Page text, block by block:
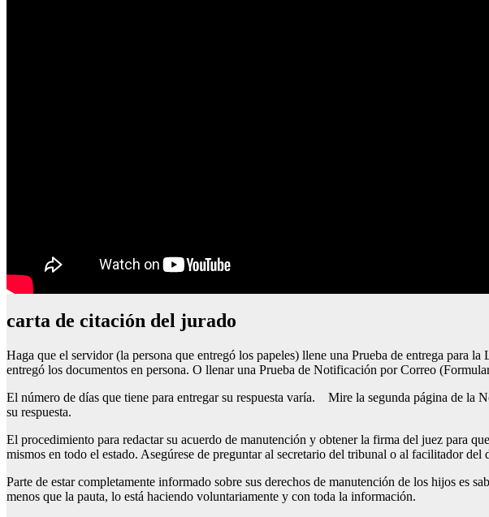
carta de citación del jurado
Haga que el servidor (la persona que entregó los papeles) llene una Prueba de entrega
entregó los documentos en persona. O llenar una Prueba de Notificación por Correo
El número de días que tiene para entregar su respuesta varía. Mire la segunda página de
su respuesta.
El procedimiento para redactar su acuerdo de manutención y obtener la firma del juez para
mismos en todo el estado. Asegúrese de preguntar al secretario del tribunal o al facilitador
Parte de estar completamente informado sobre sus derechos de manutención de los hijos es
menos que la pauta, lo está haciendo voluntariamente y con toda la información.